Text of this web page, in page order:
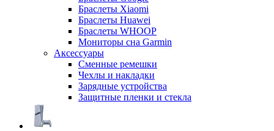
Браслеты Xiaomi
Браслеты Huawei
Браслеты WHOOP
Мониторы сна Garmin
Аксессуары
Сменные ремешки
Чехлы и накладки
Зарядные устройства
Защитные пленки и стекла